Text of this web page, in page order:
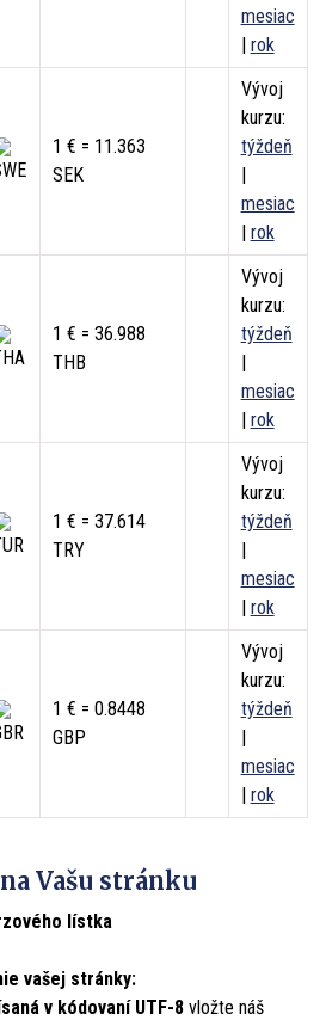
mesiac
| rok
1 € = 11.363
SEK
Vývoj
kurzu:
týždeň
|
mesiac
| rok
1 € = 36.988
THB
Vývoj
kurzu:
týždeň
|
mesiac
| rok
1 € = 37.614
TRY
Vývoj
kurzu:
týždeň
|
mesiac
| rok
1 € = 0.8448
GBP
Vývoj
kurzu:
týždeň
|
mesiac
| rok
Vašu stránku
lístka
vašej stránky:
v kódovaní UTF-8 vložte náš